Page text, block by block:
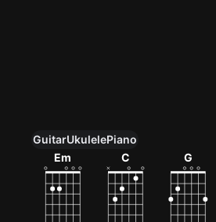
Unlock All Tools
100+ tunings, chord games
Get now
GuitarUkulelePiano
Em
C G